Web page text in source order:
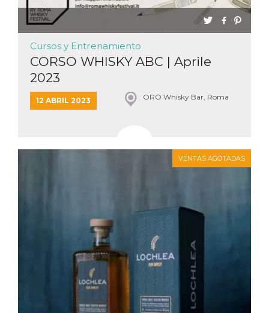
Cursos y Entrenamiento
CORSO WHISKY ABC | Aprile
2023
12 ABRIL 2023 ORO Whisky Bar, Roma
VENTAS AGOTADAS